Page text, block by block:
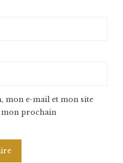
mon e-mail et mon site
mon prochain